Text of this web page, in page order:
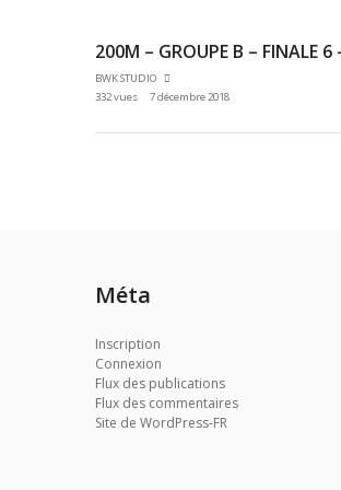
BWK STUDIO
332 vues
7 décembre 2018
Méta
Inscription
Connexion
Flux des publications
Flux des commentaires
Site de WordPress-FR